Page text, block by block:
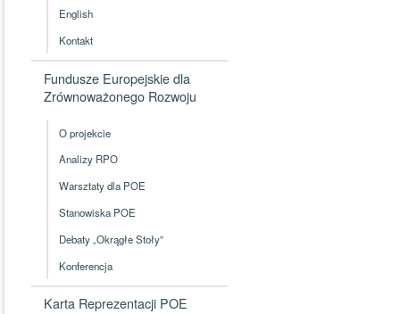
English
Kontakt
Fundusze Europejskie dla
Zrównoważonego Rozwoju
O projekcie
Analizy RPO
Warsztaty dla POE
Stanowiska POE
Debaty „Okrągłe Stoły”
Konferencja
Karta Reprezentacji POE